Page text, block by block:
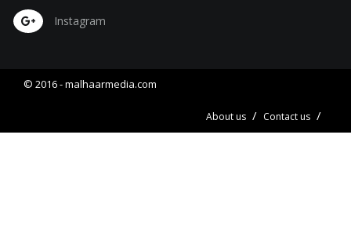
Instagram
© 2016 -malhaarmedia.com
About us Contact us